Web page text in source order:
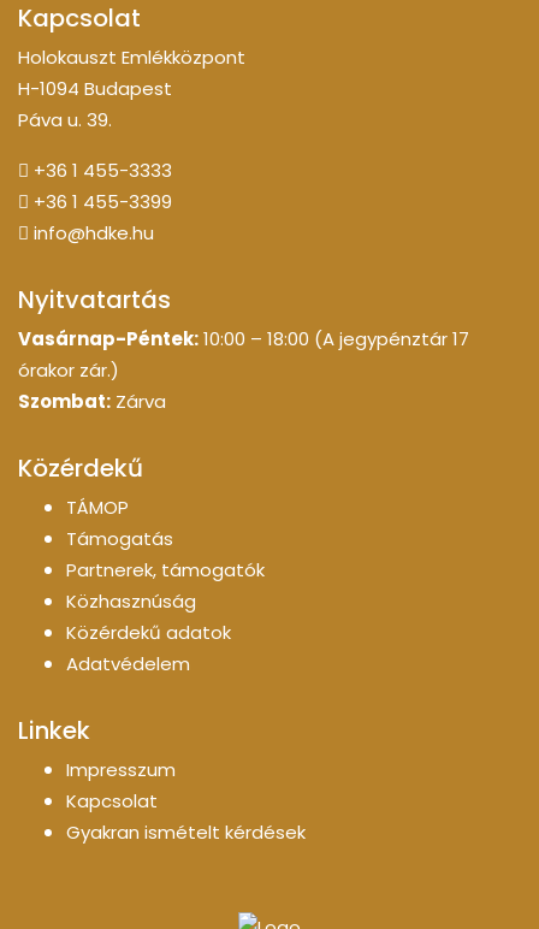
Kapcsolat
Holokauszt Emlékközpont
H-1094 Budapest
Páva u. 39.
+36 1 455-3333
+36 1 455-3399
info@hdke.hu
Nyitvatartás
Vasárnap-Péntek:10:00 – 18:00 (A jegypénztár 17
órakor zár.)
Szombat: Zárva
Közérdekű
TÁMOP
Támogatás
Partnerek, támogatók
Közhasznúság
Közérdekű adatok
Adatvédelem
Linkek
Impresszum
Kapcsolat
Gyakran ismételt kérdések